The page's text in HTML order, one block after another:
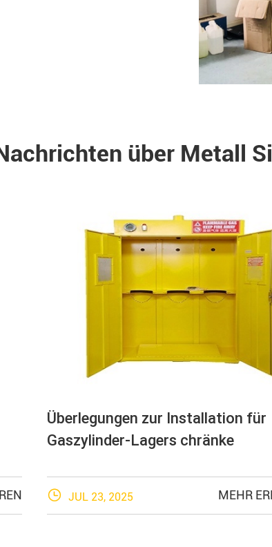
über Metall
Überlegungen zur Installation für
Gaszylinder-Lagers chränke
 JUL 23, 2025 MEHR